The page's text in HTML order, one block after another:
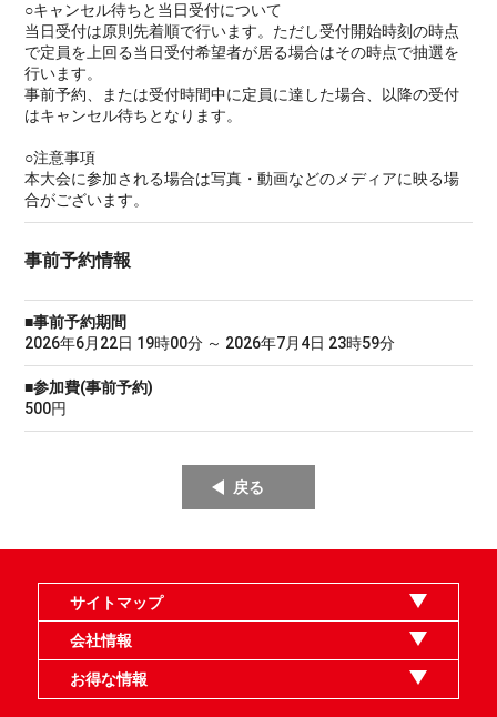
○キャンセル待ちと当日受付について
当日受付は原則先着順で行います。ただし受付開始時刻の時点
で定員を上回る当日受付希望者が居る場合はその時点で抽選を
行います。
事前予約、または受付時間中に定員に達した場合、以降の受付
はキャンセル待ちとなります。
○注意事項
本大会に参加される場合は写真・動画などのメディアに映る場
合がございます。
事前予約情報
■事前予約期間
2026年6月22日 19時00分 ～ 2026年7月4日 23時59分
■参加費(事前予約)
500円
戻る
サイトマップ
オンラインショップ
買取
記事
選手一覧
デッキ検索
デッキ構築
イベント・大会
店舗のご案内
お問い合わせ
ヘルプ
FAQ
会社情報
利用規約
スタッフ募集
特定商取引法表示
個人情報保護指針
企業情報
お得な情報